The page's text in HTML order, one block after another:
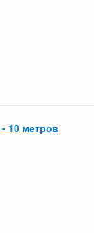
10 метров